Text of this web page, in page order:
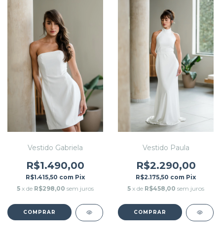
Vestido Gabriela
R$1.490,00
R$1.415,50 com Pix
5 x de R$298,00 sem juros
COMPRAR
Vestido Paula
R$2.290,00
R$2.175,50 com Pix
5 x de R$458,00 sem juros
COMPRAR